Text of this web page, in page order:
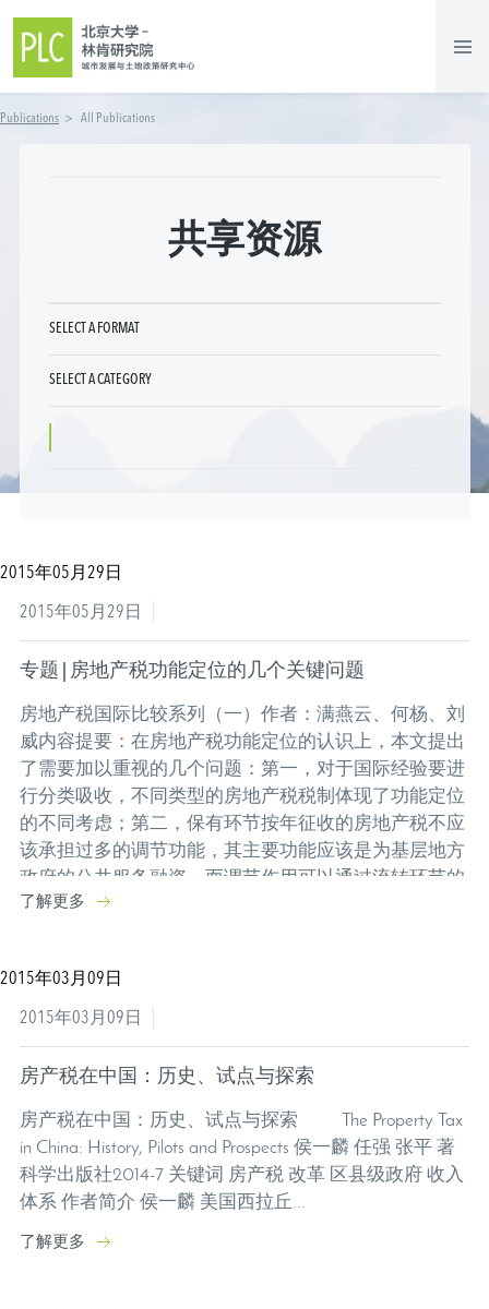
Publications > All Publications
共享资源
SELECT A FORMAT
林肯丛书
SELECT A CATEGORY
2015年05月29日
2015年05月29日
专题 | 房地产税功能定位的几个关键问题
房地产税国际比较系列（一）作者：满燕云、何杨、刘
威内容提要：在房地产税功能定位的认识上，本文提出
了需要加以重视的几个问题：第一，对于国际经验要进
行分类吸收，不同类型的房地产税税制体现了功能定位
的不同考虑；第二，保有环节按年征收的房地产税不应
该承担过多的调节功能，其主要功能应该是为基层地方
政府的公共服务融资，而调节作用可以通过流转环节的
房地产特别税收实现；第三，房地产税重要性的体现，
了解更多
2015年03月09日
2015年03月09日
房产税在中国：历史、试点与探索
房产税在中国：历史、试点与探索 The Property Tax
in China: History, Pilots and Prospects 侯一麟 任强 张平 著
科学出版社2014-7 关键词 房产税 改革 区县级政府 收入
体系 作者简介 侯一麟 美国西拉丘...
了解更多